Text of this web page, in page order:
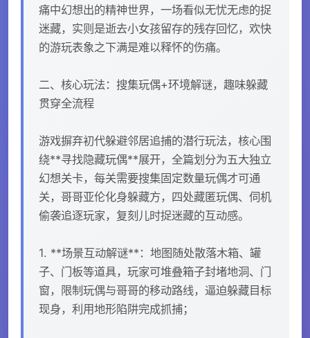
痛中幻想出的精神世界，一场看似无忧无虑的捉
迷藏，实则是逝去小女孩留存的残存回忆，欢快
的游玩表象之下满是难以释怀的伤痛。
二、核心玩法：搜集玩偶+环境解谜，趣味躲藏
贯穿全流程
游戏摒弃初代躲避邻居追捕的潜行玩法，核心围
绕**寻找隐藏玩偶**展开，全篇划分为五大独立
幻想关卡，每关需要搜集固定数量玩偶才可通
关，哥哥亚伦化身躲藏方，四处藏匿玩偶、伺机
偷袭追逐玩家，复刻儿时捉迷藏的互动感。
1. **场景互动解谜**：地图随处散落木箱、罐
子、门板等道具，玩家可堆叠箱子封堵地洞、门
窗，限制玩偶与哥哥的移动路线，逼迫躲藏目标
现身，利用地形陷阱完成抓捕；